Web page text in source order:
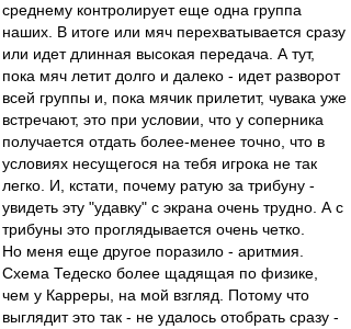
среднему контролирует еще одна группа
наших. В итоге или мяч перехватывается сразу
или идет длинная высокая передача. А тут,
пока мяч летит долго и далеко - идет разворот
всей группы и, пока мячик прилетит, чувака уже
встречают, это при условии, что у соперника
получается отдать более-менее точно, что в
условиях несущегося на тебя игрока не так
легко. И, кстати, почему ратую за трибуну -
увидеть эту "удавку" с экрана очень трудно. А с
трибуны это проглядывается очень четко.
Но меня еще другое поразило - аритмия.
Схема Тедеско более щадящая по физике,
чем у Карреры, на мой взгляд. Потому что
выглядит это так - не удалось отобрать сразу -